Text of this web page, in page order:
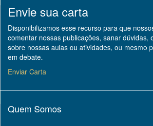
Envie sua carta
Disponibilizamos esse recurso para que
comentar nossas publicações, sanar dúvidas,
sobre nossas aulas ou atividades, ou mesmo
em debate.
Enviar Carta
Quem Somos